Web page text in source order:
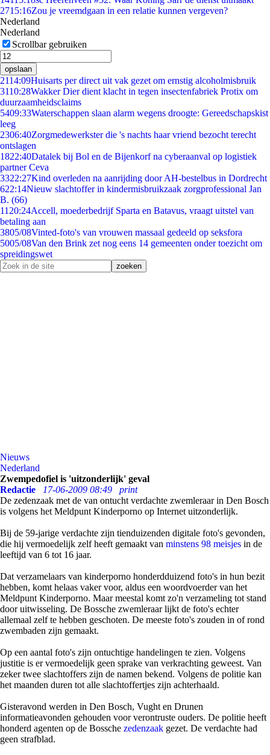
2715:16Zou je vreemdgaan in een relatie kunnen vergeven?
Nederland
Nederland
Scrollbar gebruiken
opslaan
2114:09Huisarts per direct uit vak gezet om ernstig alcoholmisbruik
3110:28Wakker Dier dient klacht in tegen insectenfabriek Protix om
duurzaamheidsclaims
5409:33Waterschappen slaan alarm wegens droogte: Gereedschapskist
leeg
2306:40Zorgmedewerkster die 's nachts haar vriend bezocht terecht
ontslagen
1822:40Datalek bij Bol en de Bijenkorf na cyberaanval op logistiek
partner Ceva
3322:27Kind overleden na aanrijding door AH-bestelbus in Dordrecht
622:14Nieuw slachtoffer in kindermisbruikzaak zorgprofessional Jan
B. (66)
11 20:24Accell, moederbedrijf Sparta en Batavus, vraagt uitstel van
betaling aan
3805/08Vinted-foto's van vrouwen massaal gedeeld op seksfora
5005/08Van den Brink zet nog eens 14 gemeenten onder toezicht om
spreidingswet
Nieuws
Nederland
Zwempedofiel is 'uitzonderlijk' geval
Redactie
17-06-2009 08:49
print
De zedenzaak met de van ontucht verdachte zwemleraar in Den Bosch
is volgens het Meldpunt Kinderporno op Internet uitzonderlijk.
Bij de 59-jarige verdachte zijn tienduizenden digitale foto's gevonden,
die hij vermoedelijk zelf heeft gemaakt van minstens 98 meisjes in de
leeftijd van 6 tot 16 jaar.
Dat verzamelaars van kinderporno honderdduizend foto's in hun bezit
hebben, komt helaas vaker voor, aldus een woordvoerder van het
Meldpunt Kinderporno. Maar meestal komt zo'n verzameling tot stand
door uitwisseling. De Bossche zwemleraar lijkt de foto's echter
allemaal zelf te hebben geschoten. De meeste foto's zouden in of rond
zwembaden zijn gemaakt.
Op een aantal foto's zijn ontuchtige handelingen te zien. Volgens
justitie is er vermoedelijk geen sprake van verkrachting geweest. Van
zeker twee slachtoffers zijn de namen bekend. Volgens de politie kan
het maanden duren tot alle slachtoffertjes zijn achterhaald.
Gisteravond werden in Den Bosch, Vught en Drunen
informatieavonden gehouden voor verontruste ouders. De politie heeft
honderd agenten op de Bossche zedenzaak gezet. De verdachte had
geen strafblad.